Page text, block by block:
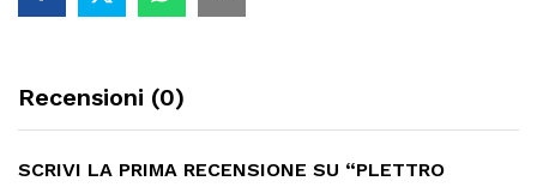
Recensioni (0)
SCRIVI LA PRIMA RECENSIONE SU “PLETTRO